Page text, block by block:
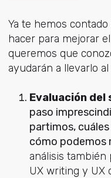
Ya te hemos
hacer para mejorar
queremos que
ayudarán a llevarlo
Evaluación
paso
partimos,
cómo podemos
análisis
UX writing y UX